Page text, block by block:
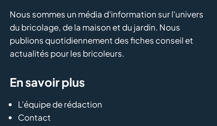
Nous sommes un média d'information sur l'univers
du bricolage, de la maison et du jardin. Nous
publions quotidiennement des fiches conseil et
actualités pour les bricoleurs.
En savoir plus
L'équipe de rédaction
Contact